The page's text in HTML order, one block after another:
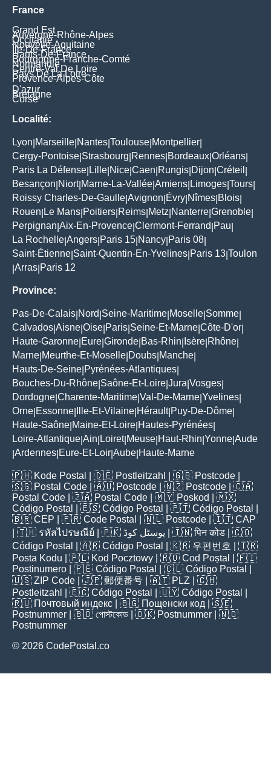
France
Grand Est
Auvergne-Rhône-Alpes
Occitanie
Nouvelle-Aquitaine
Île-De-France
Hauts-De-France
Bourgogne-Franche-Comté
Normandie
Centre-Val De Loire
Pays De La Loire
Provence-Alpes-Côte
D'azur
Bretagne
Corse
Localité:
Lyon Marseille Nantes Toulouse Montpellier
Cergy-Pontoise Strasbourg Rennes Bordeaux Orléans
Paris La Défense Lille Nice Caen Rungis Dijon Créteil
Besançon Niort| Marne-La-Vallée Amiens Limoges Tours
Roissy Charles-De-Gaulle Avignon Évry Nîmes Blois
Rouen Le Mans Poitiers Reims Metz Nanterre Grenoble
Perpignan Aix-En-Provence Clermont-Ferrand Pau
La Rochelle Angers Paris 15 Nancy Paris 08
Saint-Étienne Saint-Quentin-En-Yvelines Paris 13 Toulon
Arras Paris 12
Province:
Pas-De-Calais Nord Seine-Maritime Moselle Somme
Calvados Aisne Oise Paris Seine-Et-Marne Côte-D'or
Haute-Garonne Eure Gironde Bas-Rhin Isère Rhône
Marne Meurthe-Et-Moselle Doubs Manche
Hauts-De-Seine Pyrénées-Atlantiques
Bouches-Du-Rhône Saône-Et-Loire Jura Vosges
Dordogne Charente-Maritime Val-De-Marne Yvelines
Orne Essonne Ille-Et-Vilaine Hérault| Puy-De-Dôme
Haute-Saône Maine-Et-Loire Hautes-Pyrénées
Loire-Atlantique Ain Loiret| Meuse Haut-Rhin Yonne Aude
Ardennes Eure-Et-Loir Aube Haute-Marne
🇵🇭 Kode Postal | 🇩🇪 Postleitzahl | 🇬🇧 Postcode
🇸🇬 Postal Code | 🇦🇺 Postcode | 🇳🇿 Postcode | 🇨🇦
Postal Code | 🇿🇦 Postal Code | 🇲🇾 Poskod
| 🇲🇽
Código Postal
| 🇪🇸 Código Postal | 🇵🇹 Código Postal
🇧🇷 CEP | 🇫🇷 Code Postal | 🇳🇱 Postcode | 🇮🇹 CAP
| 🇹🇭 รหัสไปรษณีย์ | 🇵🇰 پوسٹل کوڈ | 🇮🇳पिन कोड | 🇨🇴
Código Postal
| 🇦🇷 Código Postal | 🇰🇷 우편번호
| 🇹🇷
Posta Kodu | 🇵🇱 Kod Pocztowy | 🇷🇴 Cod Poștal
| 🇫🇮
Postinumero | 🇵🇪 Código Postal | 🇨🇱 Código Postal
🇺🇸 ZIP Code | 🇯🇵 郵便番号 | 🇦🇹 PLZ | 🇨🇭
Postleitzahl
| 🇪🇨 Código Postal | 🇺🇾 Código Postal
🇷🇺 Почтовый индекс | 🇧🇬 Пощенски код | 🇸🇪
Postnummer | 🇧🇩 পোস্টকোড | 🇩🇰 Postnummer | 🇳🇴
Postnummer
© 2026 CodePostal.co